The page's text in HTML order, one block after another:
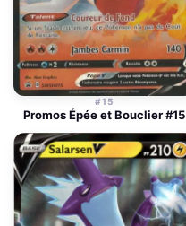
#15
Promos Épée et Bouclier #15